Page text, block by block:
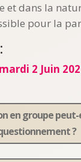
et dans la
pour la
2 Juin
en groupe
?